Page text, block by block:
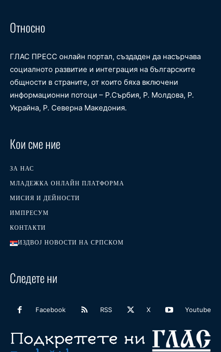
Относно
ГЛАС ПРЕСС онлайн портал, създаден да насърчава
социалното развитие и интеграция на българските
общности в страните, от които бяха включени
информационни потоци – Р.Сърбия, Р. Молдова, Р.
Украйна, Р. Северна Македония.
Кои сме ние
ЗА НАС
МЛАДЕЖКА ОНЛАЙН ПЛАТФОРМА
МИСИЯ И ДЕЙНОСТИ
ИМПРЕСУМ
КОНТАКТИ
ИЗДВОЈ НОВОСТИ НА СРПСКОМ
Следете ни
Facebook RSS X Youtube